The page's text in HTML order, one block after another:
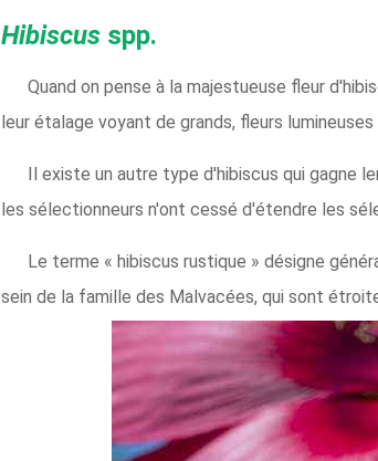
Hibiscus spp.
Quand on pense à la majestueuse fleur
leur étalage voyant de grands, fleurs
Il existe un autre type d'hibiscus qui gagne
les sélectionneurs n'ont cessé d'étendre les
Le terme « hibiscus rustique » désigne
sein de la famille des Malvacées, qui sont